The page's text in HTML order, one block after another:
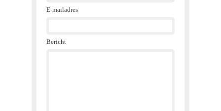
E-mailadres
Bericht